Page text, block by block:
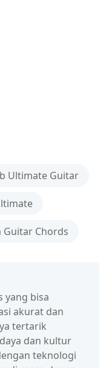
Ultimate Guitar
Guitar Chords
yang bisa
akurat dan
tertarik
dan kultur
teknologi